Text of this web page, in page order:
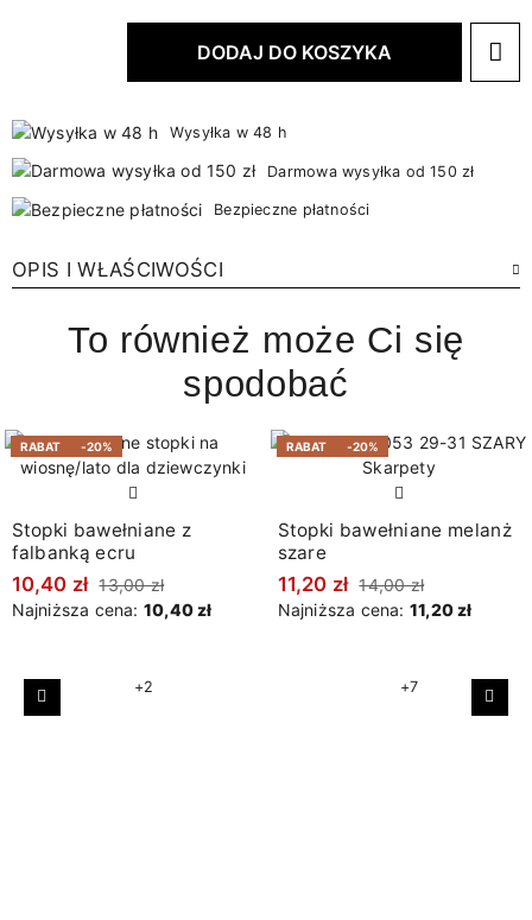
DODAJ DO KOSZYKA
Wysyłka w 48 h
Darmowa wysyłka od 150 zł
Bezpieczne płatności
OPIS I WŁAŚCIWOŚCI
To również może Ci się
spodobać
RABAT -20%
Stopki bawełniane z
falbanką ecru
10,40 zł 13,00 zł
Najniższa cena: 10,40 zł
+2
RABAT -20%
Stopki bawełniane melanż
szare
11,20 zł 14,00 zł
Najniższa cena: 11,20 zł
+7
Poprzedni